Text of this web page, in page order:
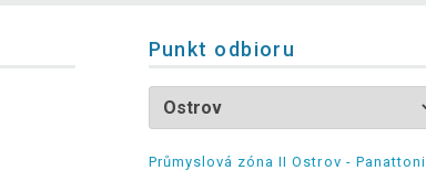
Punkt odbioru
Průmyslová zóna II Ostrov - Panattoni